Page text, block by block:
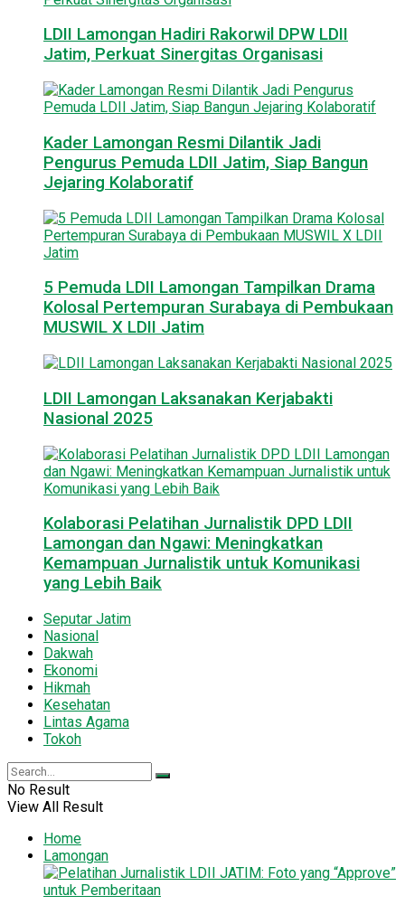
LDII Lamongan Hadiri Rakorwil DPW LDII
Jatim, Perkuat Sinergitas Organisasi
Kader Lamongan Resmi Dilantik Jadi
Pengurus Pemuda LDII Jatim, Siap Bangun
Jejaring Kolaboratif
5 Pemuda LDII Lamongan Tampilkan Drama
Kolosal Pertempuran Surabaya di Pembukaan
MUSWIL X LDII Jatim
LDII Lamongan Laksanakan Kerjabakti
Nasional 2025
Kolaborasi Pelatihan Jurnalistik DPD LDII
Lamongan dan Ngawi: Meningkatkan
Kemampuan Jurnalistik untuk Komunikasi
yang Lebih Baik
Seputar Jatim
Nasional
Dakwah
Ekonomi
Hikmah
Kesehatan
Lintas Agama
Tokoh
No Result
View All Result
Home
Lamongan